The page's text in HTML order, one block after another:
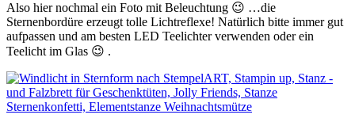
Also hier nochmal ein Foto mit Beleuchtung 😉 …die
Sternenbordüre erzeugt tolle Lichtreflexe! Natürlich bitte immer gut
aufpassen und am besten LED Teelichter verwenden oder ein
Teelicht im Glas 😉 .